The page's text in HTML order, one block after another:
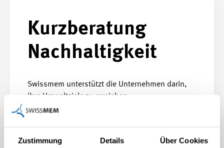
Zustimmung Details Über Cookies
Kurzberatung
Nachhaltigkeit
Swissmem unterstützt die Unternehmen darin,
ihre Umweltziele zu erreichen.